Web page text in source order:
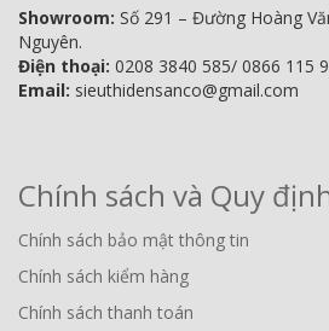
Showroom: Số 291 – Đường Hoàng
Nguyên.
Điện thoại: 0208 3840 585/ 0866 115
Email: sieuthidensanco@gmail.com
Chính sách và Quy
Chính sách bảo mật thông tin
Chính sách kiểm hàng
Chính sách thanh toán